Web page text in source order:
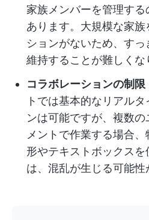
家族メンバーを管理す
あります。大規模な家
ションがないため、す
維持することが難しくな
コラボレーションの制限
トでは基本的なリアル
ンは可能ですが、複数の
メントで作業する場合
形やテキストボックス
は、混乱が生じる可能性